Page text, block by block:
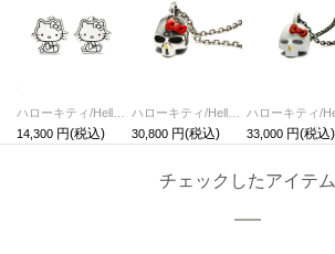
ハローキティ/HelloKittyカフリンクス サンリオコラボ
14,300
ハローキティ/HelloKittyスカルフェイスネックレス サンリオコラボ
30,800
33,000
チェックしたアイテム